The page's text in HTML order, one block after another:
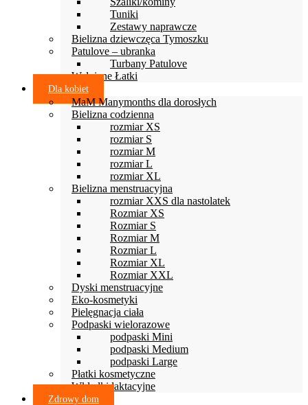
Tuniki
Zestawy naprawcze
Bielizna dziewczęca Tymoszku
Patulove – ubranka
Turbany Patulove
Wełniane Łatki
Dla kobiet
MaM Manymonths dla dorosłych
Bielizna codzienna
rozmiar XS
rozmiar S
rozmiar M
rozmiar L
rozmiar XL
Bielizna menstruacyjna
rozmiar XXS dla nastolatek
Rozmiar XS
Rozmiar S
Rozmiar M
Rozmiar L
Rozmiar XL
Rozmiar XXL
Dyski menstruacyjne
Eko-kosmetyki
Pielęgnacja ciała
Podpaski wielorazowe
podpaski Mini
podpaski Medium
podpaski Large
Płatki kosmetyczne
Wkładki laktacyjne
Zdrowy dom